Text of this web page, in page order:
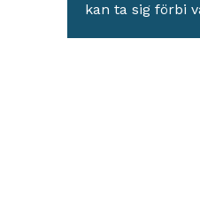
kan ta sig förbi